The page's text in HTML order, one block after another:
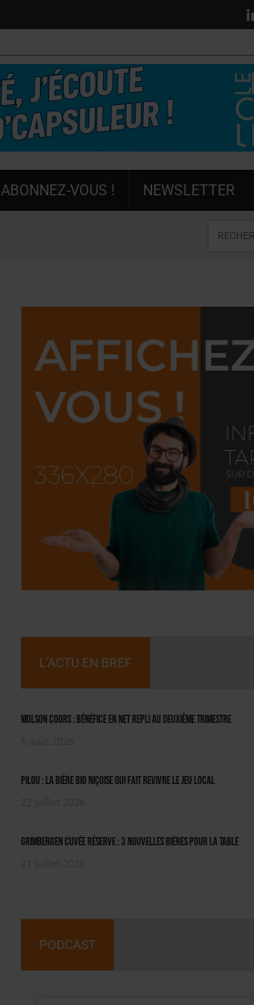
ABONNEZ-VOUS ! NEWSLETTER
L'ACTU EN BREF
Molson Coors : bénéfice en net repli au deuxième trimestre
Pilou : la bière bio niçoise qui fait revivre le jeu local
Grimbergen Cuvée Réserve : 3 nouvelles bières pour la table
PODCAST